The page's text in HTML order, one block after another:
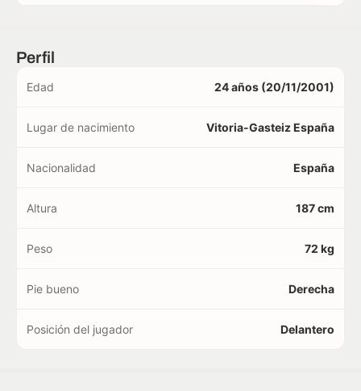
Perfil
Edad 24 años (20/11/2001)
Lugar de nacimiento Vitoria-Gasteiz España
Nacionalidad España
Altura 187 cm
Peso 72 kg
Pie bueno Derecha
Posición del jugador Delantero